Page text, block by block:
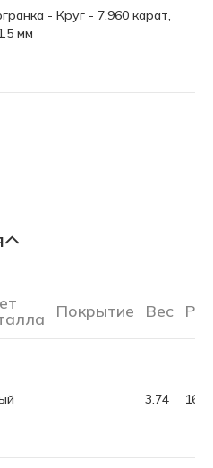
- Круг - 7.960 карат,
мм
Покрытие Вес
3.74 16.5